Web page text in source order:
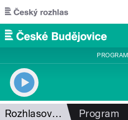
Přejít k hlavnímu obsahu
PROGRAM
Rozhlasový sloupek Program